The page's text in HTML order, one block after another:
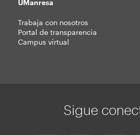
UManresa
Trabaja con nosotros
Portal de transparencia
Campus virtual
Sigue